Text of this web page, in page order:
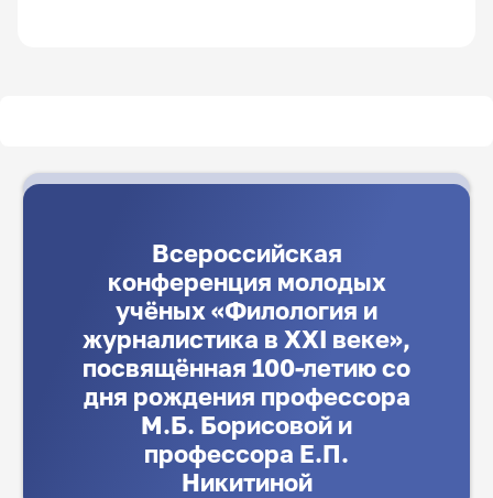
Всероссийская
конференция молодых
учёных «Филология и
журналистика в XXI веке»,
посвящённая 100-летию со
дня рождения профессора
М.Б. Борисовой и
профессора Е.П.
Никитиной